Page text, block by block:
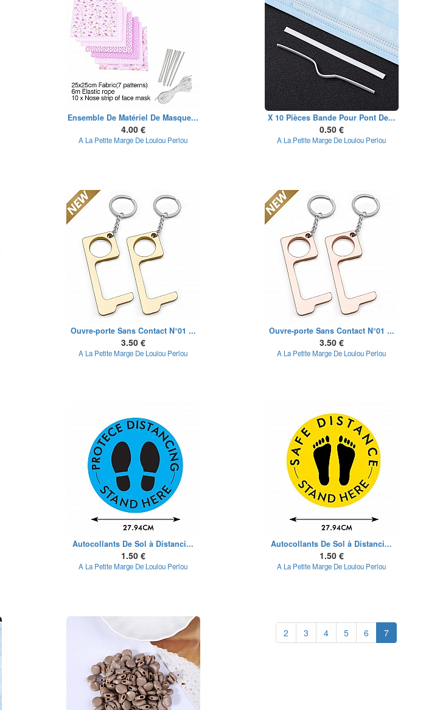
Ensemble De Matériel De Masque...
4.00 €
A La Petite Marge De Loulou Perlou
X 10 Pièces Bande Pour Pont De...
0.50 €
A La Petite Marge De Loulou Perlou
Ouvre-porte Sans Contact N°01 ...
3.50 €
A La Petite Marge De Loulou Perlou
Ouvre-porte Sans Contact N°01 ...
3.50 €
A La Petite Marge De Loulou Perlou
Autocollants De Sol à Distanci...
1.50 €
A La Petite Marge De Loulou Perlou
Autocollants De Sol à Distanci...
1.50 €
A La Petite Marge De Loulou Perlou
2 3 4 5 6 7